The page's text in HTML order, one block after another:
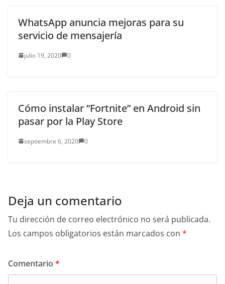
WhatsApp anuncia mejoras para su
servicio de mensajería
julio 19, 2020 0
Cómo instalar “Fortnite” en Android sin
pasar por la Play Store
septiembre 6, 2020 0
Deja un comentario
Tu dirección de correo electrónico no será publicada.
Los campos obligatorios están marcados con *
Comentario *